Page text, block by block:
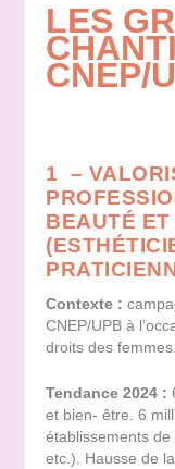
LES
CNEP/
1 –
BEAUTÉ
Contexte :
CNEP/UPB à
droits des femmes.
Tendance 2024 :
et bien- être. 6
établissements
etc.). Hausse de